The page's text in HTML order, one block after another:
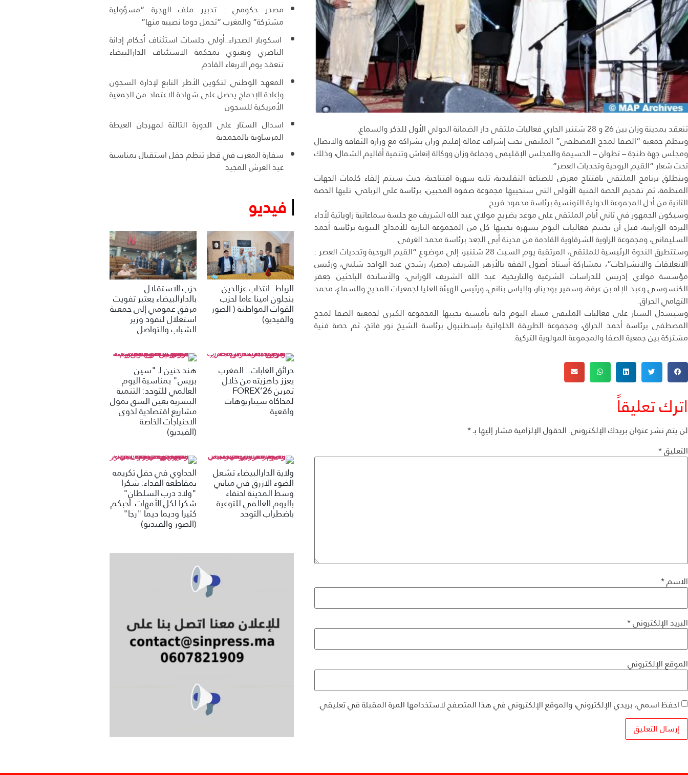
تنعقد بمدينة وزان بين 26 و 28 شتنبر الجاري فعاليات ملتقى دار الضمانة الدولي الأول للذكر والسماع.
وتنظم جمعية “الصفا لمدح المصطفى” الملتقى تحت إشراف عمالة إقليم وزان بشراكة مع وزارة الثقافة والاتصال
ومجلس جهة طنجة – تطوان – الحسيمة والمجلس الإقليمي وجماعة وزان ووكالة إنعاش وتنمية أقاليم الشمال، وذلك
تحت شعار “القيم الروحية وتحديات العصر”.
وينطلق برنامج الملتقى بافتتاح معرض للصناعة التقليدية، تليه سهرة افتتاحية، حيث سيتم إلقاء كلمات الجهات
المنظمة، ثم تقديم الحصة الفنية الأولى التي ستحييها مجموعة صفوة المحبين، برئاسة علي الرباحي، تليها الحصة
الثانية من أدل المجموعة الدولية التونسية برئاسة محمود فريح.
وسيكون الجمهور في ثاني أيام الملتقى على موعد بضريح مولاي عبد الله الشريف مع جلسة سماعاتية زاوياتية لأداء
البردة الوزانية، قبل أن تختتم فعاليات اليوم بسهرة تحييها كل من المجموعة التازية للأمداح النبوية برئاسة أحمد
السليماني، ومجموعة الزاوية الشرقاوية القادمة من مدينة أبي الجعد برئاسة محمد الغرفي.
وستتطرق الندوة الرئيسية للملتقى، المرتقبة يوم السبت 28 شتنبر، إلى موضوع “القيم الروحية وتحديات العصر :
الانغلاقات والانشراحات”، بمشاركة أستاذ أصول الفقه بالأزهر الشريف (مصر)، رشدي عبد الواحد شلبي، ورئيس
مؤسسة مولاي إدريس للدراسات الشرعية والتاريخية، عبد الله الشريف الوزاني، والأساتذة الباحثين جعفر
الكنسوسي وعبد الإله بن عرفة، وسمير بودينار، وإلياس بناني، ورئيس الهيئة العليا لجمعيات المديح والسماع، محمد
التهامي الحراق.
وسيسدل الستار على فعاليات الملتقى مساء اليوم ذاته بأمسية تحييها المجموعة الكبرى لجمعية الصفا لمدح
المصطفى برئاسة أحمد الحراق، ومجموعة الطريقة الخلواتية بإسطنبول برئاسة الشيخ نور فاتح، ثم حصة فنية
مشتركة بين جمعية الصفا والمجموعة المولوية التركية.
اترك تعليقاً
لن يتم نشر عنوان بريدك الإلكتروني.الحقول الإلزامية مشار إليها بـ*
التعليق*
الاسم*
البريد الإلكتروني*
الموقع الإلكتروني
احفظ اسمي، بريدي الإلكتروني، والموقع الإلكتروني في هذا المتصفح لاستخدامها المرة المقبلة في تعليقي.
مصدر حكومي : تدبير ملف الهجرة “مسؤولية
مشتركة” والمغرب “تحمل دوما نصيبه منها”
اسكوبار الصحراء..أولى جلسات استئناف أحكام إدانة
الناصري وبعيوي بمحكمة الاستئناف الدارالبيضاء
تنعقد يوم الاربعاء القادم
المعهد الوطني لتكوين الأطر التابع لإدارة السجون
وإعادة الإدماج يحصل على شهادة الاعتماد من الجمعية
الأمريكية للسجون
اسدال الستار على الدورة الثالثة لمهرجان العيطة
المرساوية بالمحمدية
سفارة المغرب في قطر تنظم حفل استقبال بمناسبة
عيد العرش المجيد
فيديو
الرباط..انتخاب عزالدين
بنجلون امينا عاما لحزب
القوات المواطنة ( الصور
والفيديو)
حزب الاستقلال
بالدارالبيضاء يعتبر تفويت
مرفق عمومي إلى جمعية
استغلال لنفود وزير
الشباب والتواصل
حرائق الغابات.. المغرب
يعزز جاهزيته من خلال
تمرين FOREX’26
لمحاكاة سيناريوهات
واقعية
هند حنين لـ "سين
بريس" بمناسبة اليوم
العالمي للتوحد: التنمية
البشرية بعين الشق تمول
مشاريع اقتصادية لذوي
الاحنياجات الخاصة
(الفيديو)
ولاية الدارالبيضاء تشعل
الضوء الازرق في مباني
وسط المدينة احتفاء
باليوم العالمي للتوعية
باضطراب التوحد
الحداوي في حفل تكريمه
بمقاطعة الفداء: شكرا
"ولاد درب السلطان"
شكرا لكل الأمهات أحبكم
كثيرا وديما ديما "رجا"
(الصور والفيديو)